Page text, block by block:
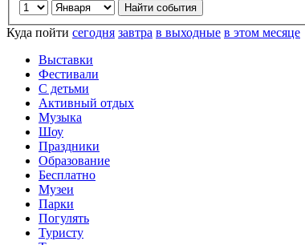
Куда пойти сегодня завтра в выходные в этом месяце
Выставки
Фестивали
С детьми
Активный отдых
Музыка
Шоу
Праздники
Образование
Бесплатно
Музеи
Парки
Погулять
Туристу